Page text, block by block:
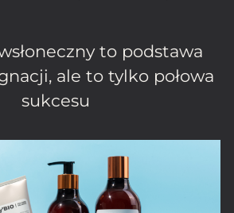
to podstawa
ale to tylko połowa
sukcesu